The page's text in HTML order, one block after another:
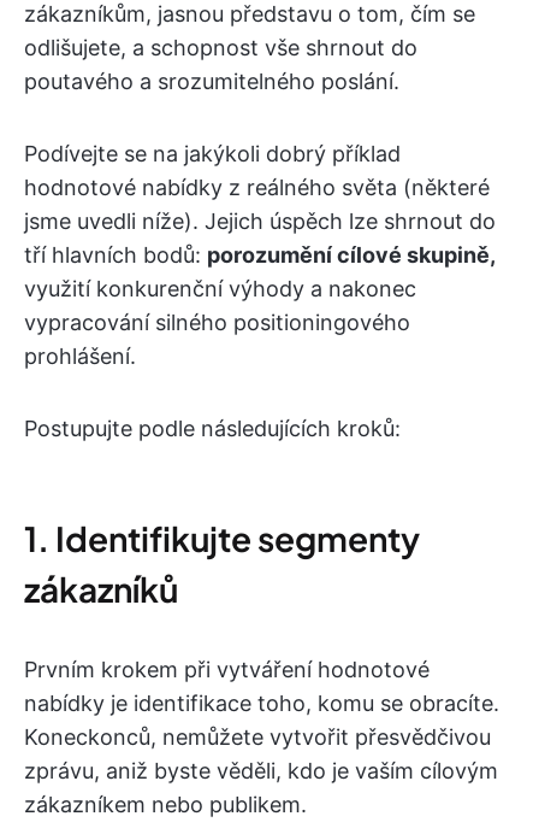
zákazníkům, jasnou představu o tom, čím se
odlišujete, a schopnost vše shrnout do
poutavého a srozumitelného poslání.
Podívejte se na jakýkoli dobrý příklad
hodnotové nabídky z reálného světa (některé
jsme uvedli níže). Jejich úspěch lze shrnout do
tří hlavních bodů: porozumění cílové skupině,
využití konkurenční výhody a nakonec
vypracování silného positioningového
prohlášení.
Postupujte podle následujících kroků:
1. Identifikujte segmenty
zákazníků
Prvním krokem při vytváření hodnotové
nabídky je identifikace toho, komu se obracíte.
Koneckonců, nemůžete vytvořit přesvědčivou
zprávu, aniž byste věděli, kdo je vaším cílovým
zákazníkem nebo publikem.